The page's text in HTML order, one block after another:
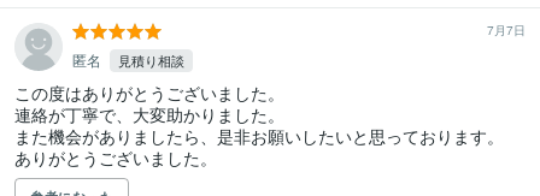
7月7日
匿名 見積り相談
この度はありがとうございました。
連絡が丁寧で、大変助かりました。
また機会がありましたら、是非お願いしたいと思っております。
ありがとうございました。